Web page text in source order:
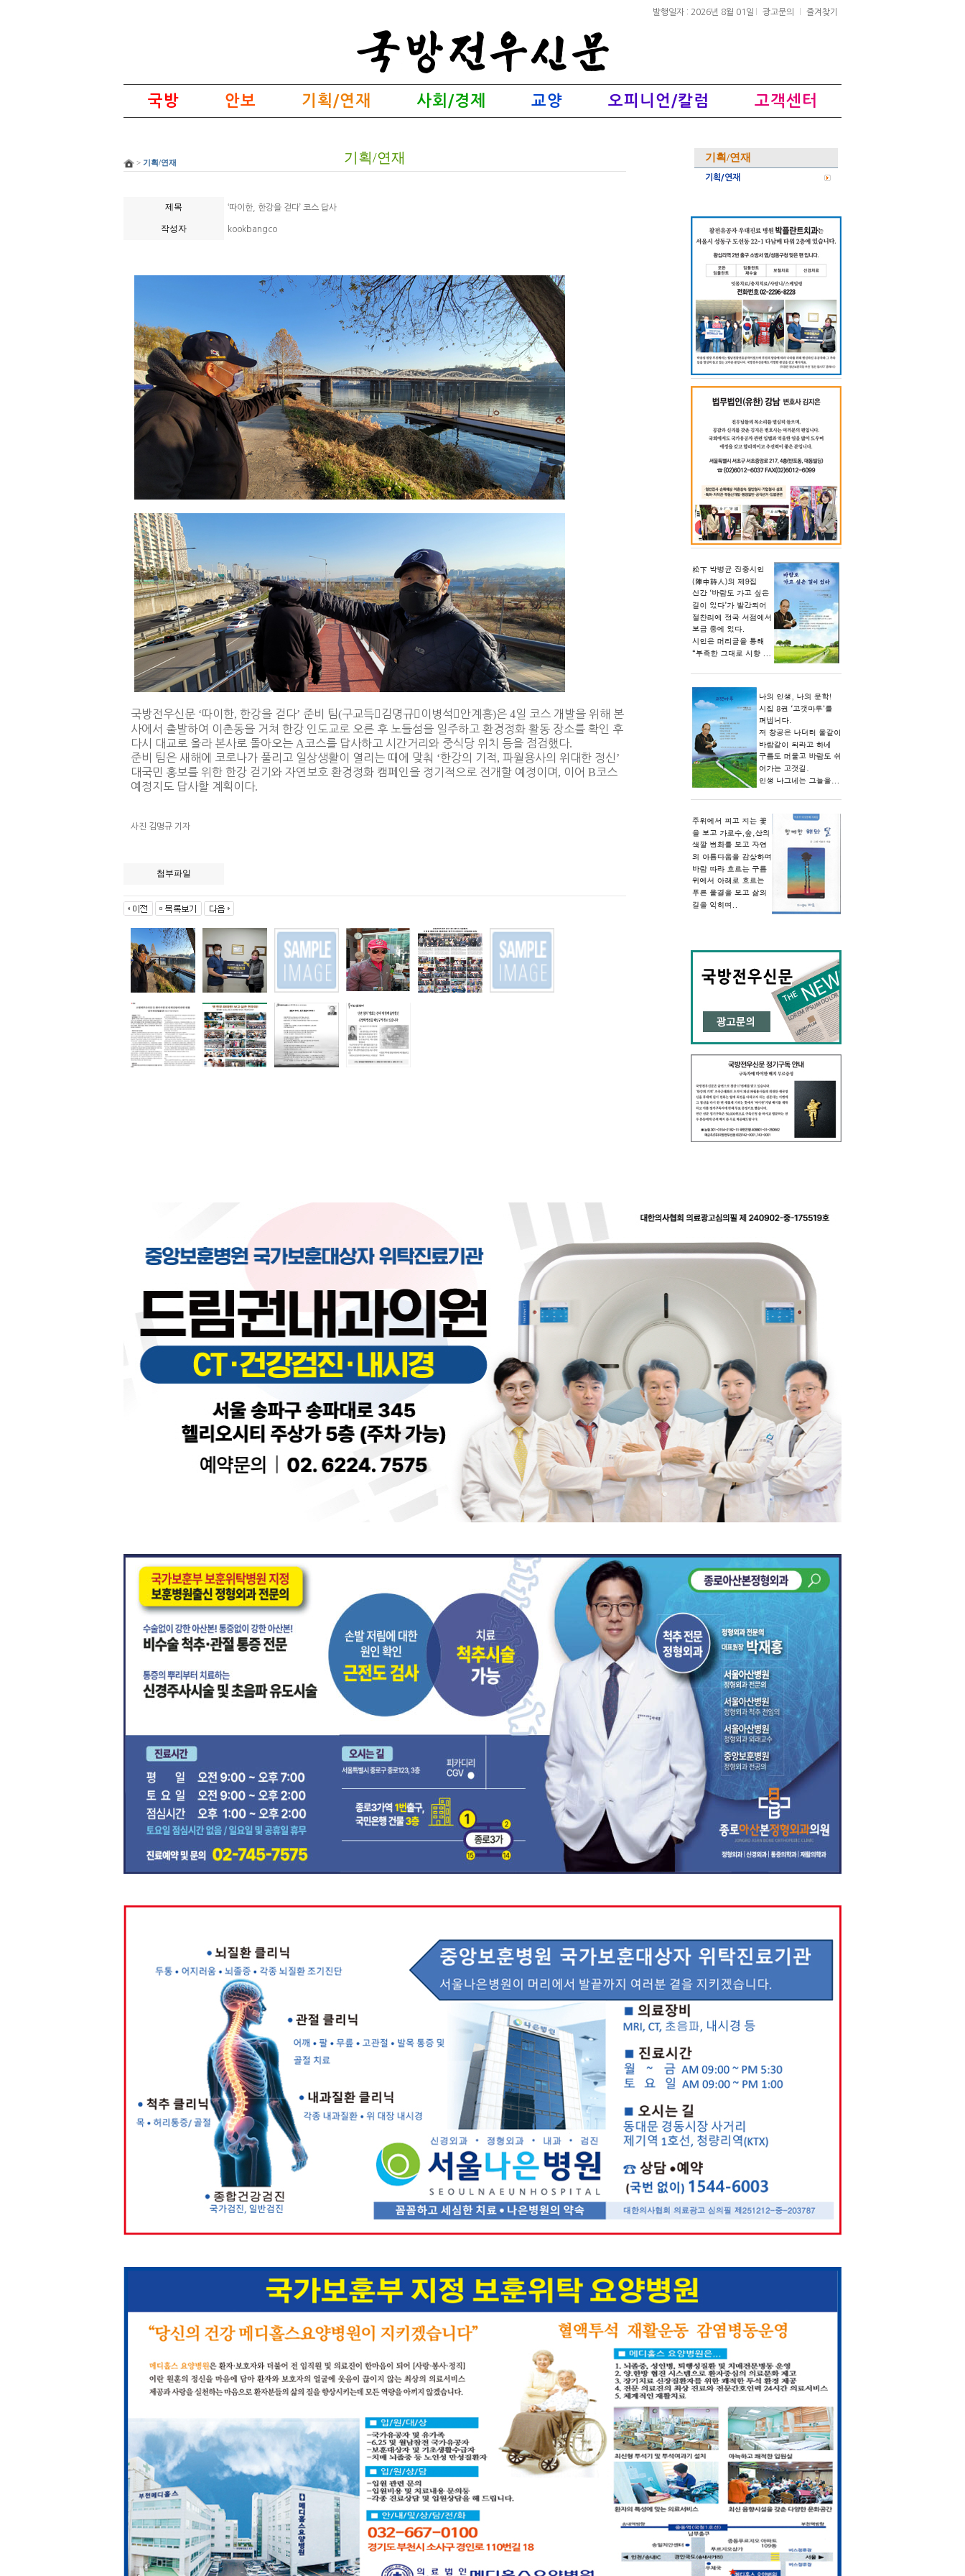
발행일자 : 2026년 8월 01일 광고문의 즐겨찾기
국방 안보 기획/연재 사회/경제 교양 오피니언/칼럼 고객센터
기획/연재
기획/연재
기획/연재
> 기획/연재
제목 ‘따이한, 한강을 걷다’ 코스 답사
작성자 kookbangco
국방전우신문 ‘따이한, 한강을 걷다’ 준비 팀(구교득김명규 이병석 안계흥)은 4일 코스 개발을 위해 본
사에서 출발하여 이촌동을 거쳐 한강 인도교로 오른 후 노들섬을 일주하고 환경정화 활동 장소를 확인 후
다시 대교로 올라 본사로 돌아오는 A 코스를 답사하고 시간거리와 중식당 위치 등을 점검했다.
준비 팀은 새해에 코로나가 풀리고 일상생활이 열리는 때에 맞춰 ‘한강의 기적, 파월용사의 위대한 정신’
대국민 홍보를 위한 한강 걷기와 자연보호 환경정화 캠페인을 정기적으로 전개할 예정이며 , 이어 B 코스
예정지도 답사할 계획이다.
사진 김명규 기자
첨부파일